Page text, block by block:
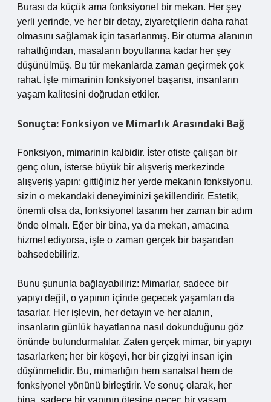
Burası da küçük ama fonksiyonel bir mekan. Her şey
yerli yerinde, ve her bir detay, ziyaretçilerin daha rahat
olmasını sağlamak için tasarlanmış. Bir oturma alanının
rahatlığından, masaların boyutlarına kadar her şey
düşünülmüş. Bu tür mekanlarda zaman geçirmek çok
rahat. İşte mimarinin fonksiyonel başarısı, insanların
yaşam kalitesini doğrudan etkiler.
Sonuçta: Fonksiyon ve Mimarlık Arasındaki Bağ
Fonksiyon, mimarinin kalbidir. İster ofiste çalışan bir
genç olun, isterse büyük bir alışveriş merkezinde
alışveriş yapın; gittiğiniz her yerde mekanın fonksiyonu,
sizin o mekandaki deneyiminizi şekillendirir. Estetik,
önemli olsa da, fonksiyonel tasarım her zaman bir adım
önde olmalı. Eğer bir bina, ya da mekan, amacına
hizmet ediyorsa, işte o zaman gerçek bir başarıdan
bahsedebiliriz.
Bunu şununla bağlayabiliriz: Mimarlar, sadece bir
yapıyı değil, o yapının içinde geçecek yaşamları da
tasarlar. Her işlevin, her detayın ve her alanın,
insanların günlük hayatlarına nasıl dokunduğunu göz
önünde bulundurmalılar. Zaten gerçek mimar, bir yapıyı
tasarlarken; her bir köşeyi, her bir çizgiyi insan için
düşünmelidir. Bu, mimarlığın hem sanatsal hem de
fonksiyonel yönünü birleştirir. Ve sonuç olarak, her
bina, sadece bir yapının ötesine geçer; bir yaşam